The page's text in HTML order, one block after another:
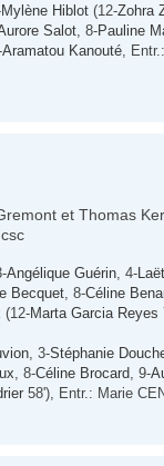
Mylène Hiblot (12-Zohra
Salot , 8-Pauline
Aramatou Kanouté ,
et Thomas
Angélique Guérin , 4-
Becquet , 8-Céline
(12-Marta Garcia Reyes
, 3-Stéphanie
, 8-Céline Brocard , 9-
58'), Entr.: Marie